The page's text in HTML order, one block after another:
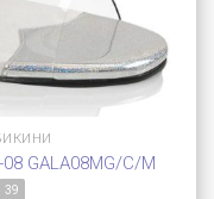
GALA08MG/C/M
39